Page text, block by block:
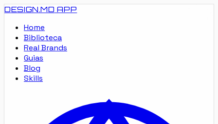
DESIGN.MD APP
Home
Biblioteca
Real Brands
Guias
Blog
Skills